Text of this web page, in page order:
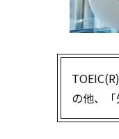
の他、